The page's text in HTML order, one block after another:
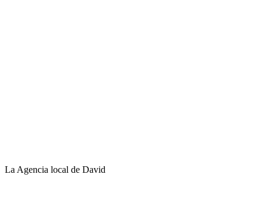
La Agencia local de David